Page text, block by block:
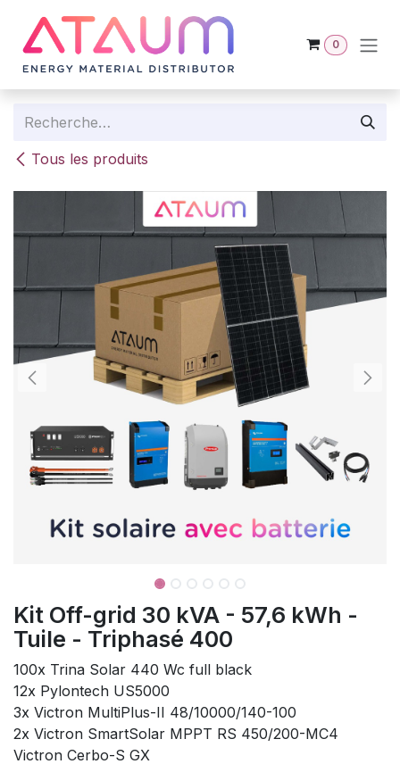
0
Tous les produits
Kit Off-grid 30 kVA - 57,6 kWh -
Tuile - Triphasé 400
100x Trina Solar 440 Wc full black
12x Pylontech US5000
3x Victron MultiPlus-II 48/10000/140-100
2x Victron SmartSolar MPPT RS 450/200-MC4
Victron Cerbo-S GX